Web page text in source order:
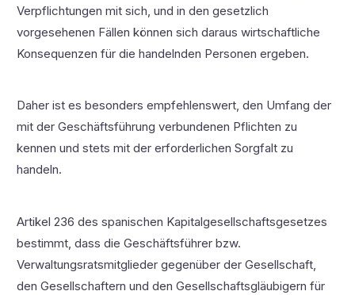
Verpflichtungen mit sich, und in den gesetzlich
vorgesehenen Fällen können sich daraus wirtschaftliche
Konsequenzen für die handelnden Personen ergeben.
Daher ist es besonders empfehlenswert, den Umfang der
mit der Geschäftsführung verbundenen Pflichten zu
kennen und stets mit der erforderlichen Sorgfalt zu
handeln.
Artikel 236 des spanischen Kapitalgesellschaftsgesetzes
bestimmt, dass die Geschäftsführer bzw.
Verwaltungsratsmitglieder gegenüber der Gesellschaft,
den Gesellschaftern und den Gesellschaftsgläubigern für